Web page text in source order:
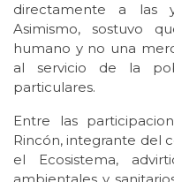
directamente a las
Asimismo, sostuvo
humano y no una
al servicio de la
particulares.
Entre las
Rincón, integrante del
el Ecosistema,